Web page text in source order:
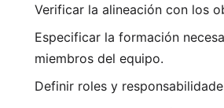
Verificar la alineación con los
Especificar la formación
miembros del equipo.
Definir roles y